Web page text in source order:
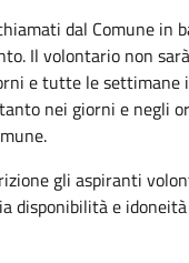
dal Comune in
Il volontario non
e tutte le settimane
nei giorni e negli
gli aspiranti
disponibilità e